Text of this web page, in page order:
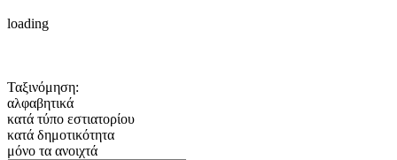
loading
Ταξινόμηση:
αλφαβητικά
κατά τύπο εστιατορίου
κατά δημοτικότητα
μόνο τα ανοιχτά